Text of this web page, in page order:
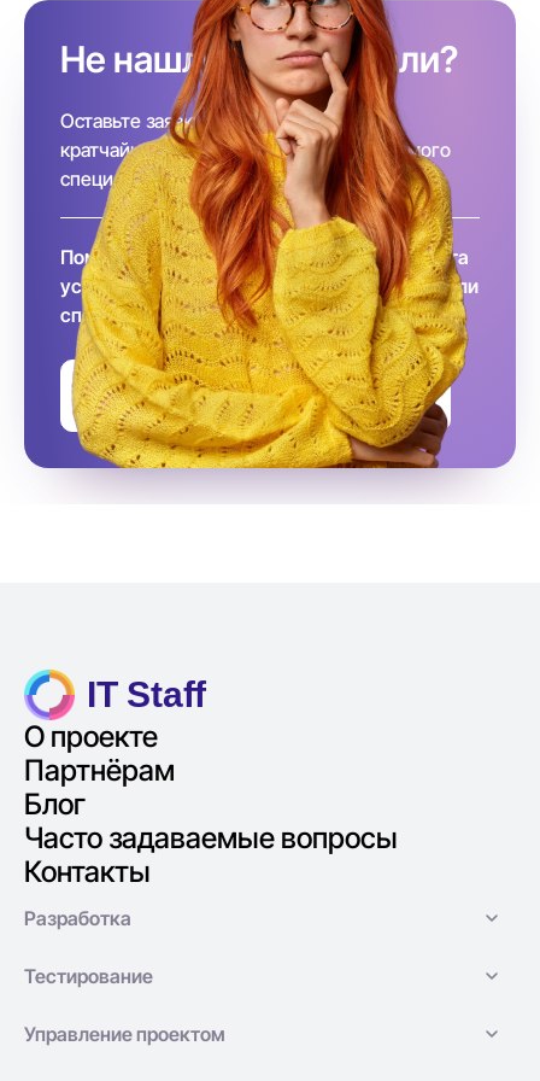
Не нашли, кого искали?
Оставьте заявку и, наша команда в
кратчайшие сроки подберёт необходимого
специалиста за вас!
Помните, что заключение договора и оплата
услуг происходит после того, как вы выбрали
специалиста
Оставить заявку на подбор
IT Staff
О проекте
Партнёрам
Блог
Часто задаваемые вопросы
Контакты
Разработка
Тестирование
Управление проектом